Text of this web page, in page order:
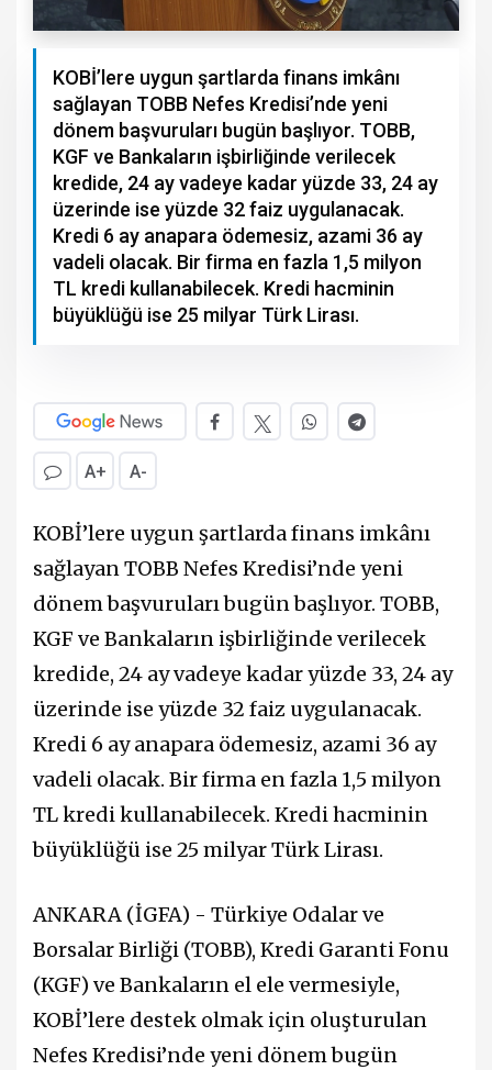
KOBİ’lere uygun şartlarda finans imkânı
sağlayan TOBB Nefes Kredisi’nde yeni
dönem başvuruları bugün başlıyor. TOBB,
KGF ve Bankaların işbirliğinde verilecek
kredide, 24 ay vadeye kadar yüzde 33, 24 ay
üzerinde ise yüzde 32 faiz uygulanacak.
Kredi 6 ay anapara ödemesiz, azami 36 ay
vadeli olacak. Bir firma en fazla 1,5 milyon
TL kredi kullanabilecek. Kredi hacminin
büyüklüğü ise 25 milyar Türk Lirası.
A+ A-
KOBİ’lere uygun şartlarda finans imkânı
sağlayan TOBB Nefes Kredisi’nde yeni
dönem başvuruları bugün başlıyor. TOBB,
KGF ve Bankaların işbirliğinde verilecek
kredide, 24 ay vadeye kadar yüzde 33, 24 ay
üzerinde ise yüzde 32 faiz uygulanacak.
Kredi 6 ay anapara ödemesiz, azami 36 ay
vadeli olacak. Bir firma en fazla 1,5 milyon
TL kredi kullanabilecek. Kredi hacminin
büyüklüğü ise 25 milyar Türk Lirası.
ANKARA (İGFA) - Türkiye Odalar ve
Borsalar Birliği (TOBB), Kredi Garanti Fonu
(KGF) ve Bankaların el ele vermesiyle,
KOBİ’lere destek olmak için oluşturulan
Nefes Kredisi’nde yeni dönem bugün